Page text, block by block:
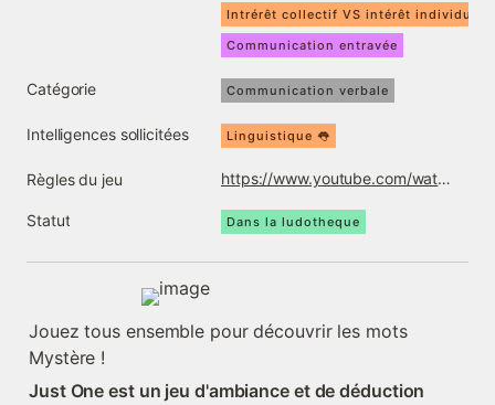
Intrérêt collectif VS intérêt individuel
Communication entravée
Catégorie Communication verbale
Intelligences sollicitées Linguistique 👅
Règles du jeu https://www.youtube.com/watch?v=FNddIoRoyZ8
Statut Dans la ludotheque
Jouez tous ensemble pour découvrir les mots
Mystère !
Just One est un jeu d'ambiance et de déduction